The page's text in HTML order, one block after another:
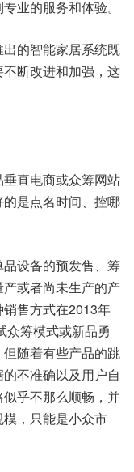
业的服务和体验。
的智能家居系统既
断改进和加强，这
直电商或众筹网站
是点名时间、控哪
设备的预发售、筹
或者尚未生产的产
售方式在2013年
众筹模式或新品勇
随着有些产品的跳
不准确以及用户自
乎不那么顺畅，并
，只能是小众市